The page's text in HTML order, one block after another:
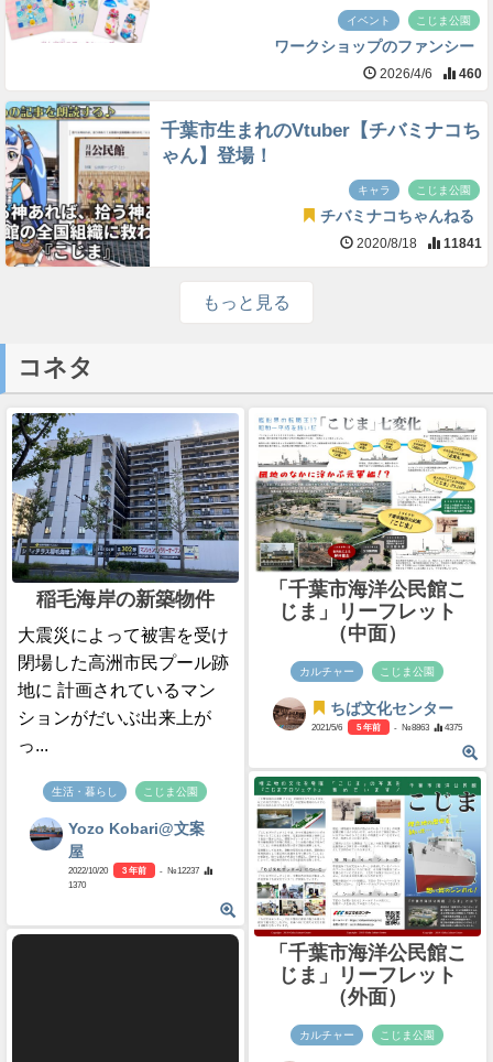
イベント こじま公園
ワークショップのファンシー
2026/4/6 460
千葉市生まれのVtuber【チバミナコち
ゃん】登場！
キャラ こじま公園
チバミナコちゃんねる
2020/8/18 11841
もっと見る
コネタ
稲毛海岸の新築物件
大震災によって被害を受け
閉場した高洲市民プール跡
地に 計画されているマン
ションがだいぶ出来上が
っ...
生活・暮らし こじま公園
Yozo Kobari@文案
屋
2022/10/20 3 年前
- №12237
1370
「千葉市海洋公民館こ
じま」リーフレット
（中面）
カルチャー こじま公園
ちば文化センター
2021/5/6 5 年前 - №8863 4375
「千葉市海洋公民館こ
じま」リーフレット
（外面）
カルチャー こじま公園